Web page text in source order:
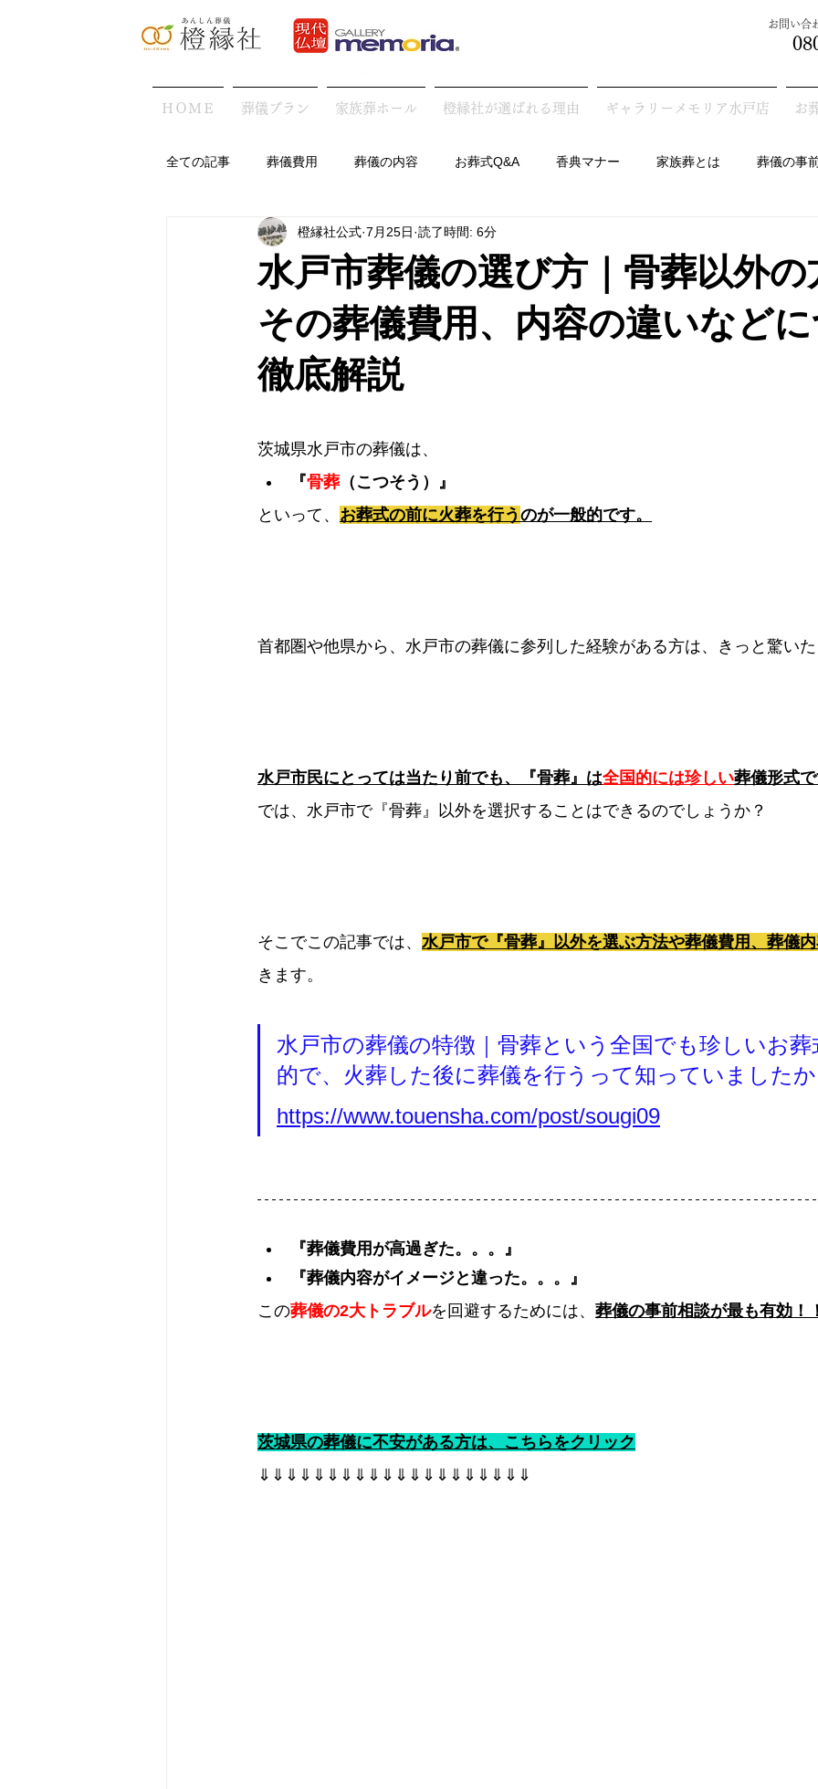
お問い合
ＨＯＭＥ 葬儀プラン 家族葬ホール 橙縁社が選ばれる理由 ギャラリーメモリア水戸店 お
全ての記事 葬儀費用 葬儀の内容 お葬式Q&A 香典マナー 家族葬とは 葬儀の事
地域の葬儀の特徴 葬儀後・お墓の話
水戸市葬儀の選び方｜骨葬以外の
その葬儀費用、内容の違いなど
徹底解説
橙縁社公式 7月25日 読了時間: 6分
茨城県水戸市の葬儀は、
『骨葬（こつそう） 』
といって、 お葬式の前に火葬を行う のが一般的です。
首都圏や他県から、水戸市の葬儀に参列した経験がある方は、きっと驚い
水戸市民にとっては当たり前でも、『骨葬』は全国的には珍しい葬儀形式
では、水戸市で『骨葬』以外を選択することはできるのでしょうか？
そこでこの記事では、 水戸市で『骨葬』以外を選ぶ方法や葬儀費用、葬儀
きます。
水戸市の葬儀の特徴｜骨葬という全国でも珍しいお葬
的で、火葬した後に葬儀を行うって知っていました
https://www.touensha.com/post/sougi09
『葬儀費用が高過ぎた。。。』
『葬儀内容がイメージと違った。。。』
この葬儀の2大トラブルを回避するためには、 葬儀の事前相談が最も有効！
茨城県の葬儀に不安がある方は、こちらをクリック
⇓⇓⇓⇓⇓⇓⇓⇓⇓⇓⇓⇓⇓⇓⇓⇓⇓⇓⇓⇓